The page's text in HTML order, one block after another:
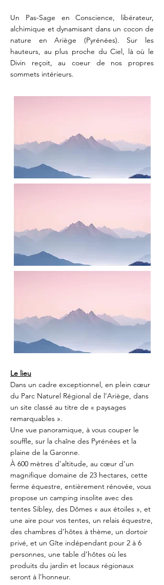
Un Pas-Sage en Conscience, libérateur,
alchimique et dynamisant dans un cocon de
nature en Ariège (Pyrénées). Sur les
hauteurs, au plus proche du Ciel, là où le
Divin reçoit, au coeur de nos propres
sommets intérieurs.
Le lieu
Dans un cadre exceptionnel, en plein cœur
du Parc Naturel Régional de l’Ariège, dans
un site classé au titre de « paysages
remarquables ».
Une vue panoramique, à vous couper le
souffle, sur la chaîne des Pyrénées et la
plaine de la Garonne.
À 600 mètres d’altitude, au cœur d’un
magnifique domaine de 23 hectares, cette
ferme équestre, entièrement rénovée, vous
propose un camping insolite avec des
tentes Sibley, des Dômes « aux étoiles », et
une aire pour vos tentes, un relais équestre,
des chambres d’hôtes à thème, un dortoir
privé, et un Gîte indépendant pour 2 à 6
personnes, une table d’hôtes où les
produits du jardin et locaux régionaux
seront à l’honneur.